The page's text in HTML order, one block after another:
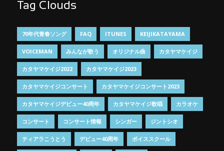
Tag Clouds
70年代青春ソング FAQ ITUNES KEIJIKATAYAMA
VOICEMAN みんなが歌う オリジナル曲 カタヤマケイジ
カタヤマケイジ2022 カタヤマケイジ2023
カタヤマケイジコンサート カタヤマケイジコンサート2023
カタヤマケイジデビュー40周年 カタヤマケイジ歌唱 カラオケ
コンサート コンサート情報 シンガー ジントシオ
ティアラこうとう デビュー40周年 ボイススクール